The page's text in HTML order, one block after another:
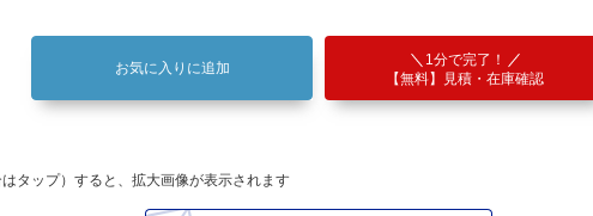
お気に入りに追加
1分で完了！
【無料】見積・在庫確認
タップ）すると、拡大画像が表示されます